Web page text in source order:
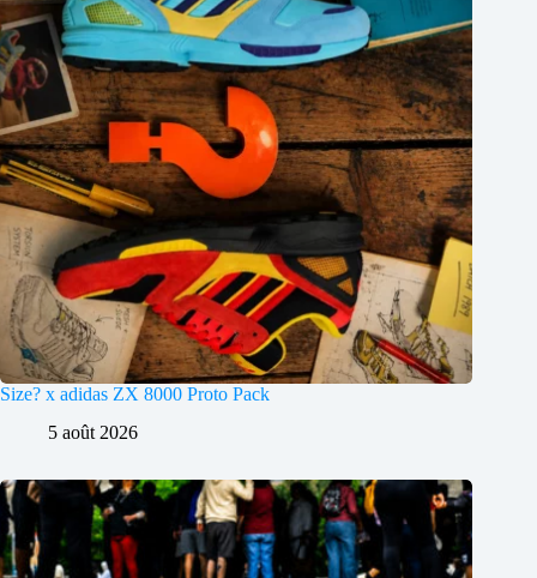
Size? x adidas ZX 8000 Proto Pack
5 août 2026